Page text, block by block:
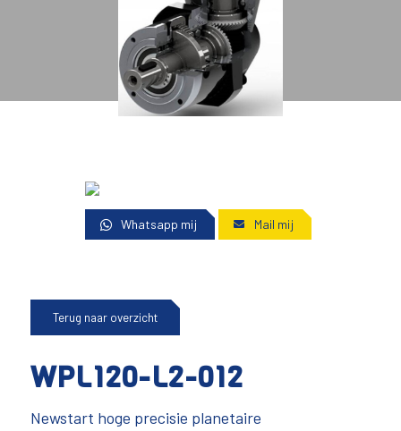
Whatsapp mij Mail mij
Terug naar overzicht
WPL120-L2-012
Newstart hoge precisie planetaire